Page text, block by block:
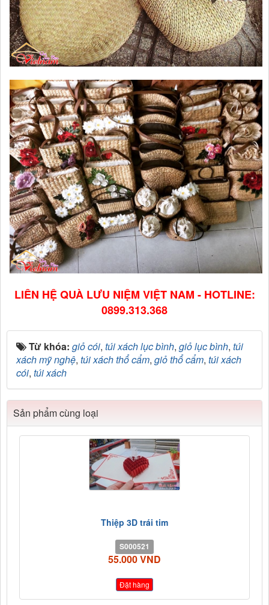
LIÊN HỆ QUÀ LƯU NIỆM VIỆT NAM - HOTLINE:
0899.313.368
Từ khóa: giỏ cói, túi xách lục bình, giỏ lục bình, túi
xách mỹ nghệ, túi xách thổ cẩm, giỏ thổ cẩm, túi xách
cói, túi xách
Sản phẩm cùng loại
Thiệp 3D trái tim
S000521
55.000 VND
Đặt hàng